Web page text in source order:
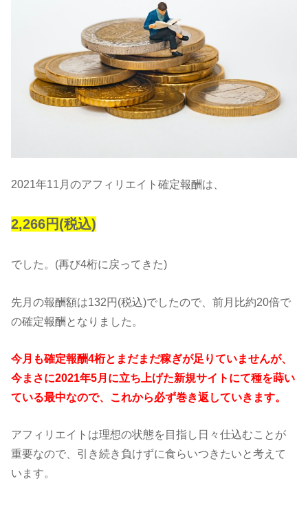
2021年11月のアフィリエイト確定報酬は、
2,266円(税込)
でした。(再び4桁に戻ってきた)
先月の報酬額は132円(税込)でしたので、前月比約20倍で
の確定報酬となりました。
今月も確定報酬4桁とまだまだ稼ぎが足りていませんが、
今まさに2021年5月に立ち上げた新規サイトにて種を蒔い
ている最中なので、これから必ず巻き返していきます。
アフィリエイトは理想の状態を目指し日々仕込むことが
重要なので、引き続き負けずに食らいつきたいと考えて
います。